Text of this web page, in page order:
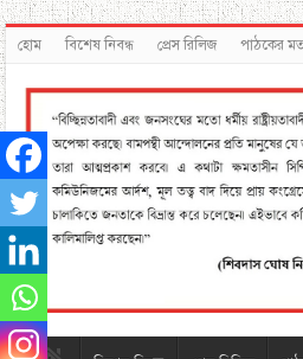
হোম বিশেষ নিবন্ধ প্রেস রিলিজ পাঠকের